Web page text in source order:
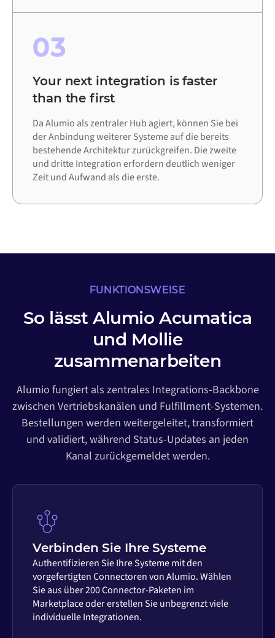
03
Your next integration is faster
than the first
Da Alumio als zentraler Hub agiert, können Sie bei
der Anbindung weiterer Systeme auf die bereits
bestehende Architektur zurückgreifen. Die zweite
und dritte Integration erfordern deutlich weniger
Zeit und Aufwand als die erste.
FUNKTIONSWEISE
So lässt Alumio Acumatica
und Mollie
zusammenarbeiten
Alumio fungiert als zentrales Integrations-Backbone
zwischen Vertriebskanälen und Fulfillment-Systemen.
Bestellungen werden weitergeleitet, transformiert
und validiert, während Status-Updates an jeden
Kanal zurückgemeldet werden.
Verbinden Sie Ihre Systeme
Authentifizieren Sie Ihre Systeme mit den
vorgefertigten Connectoren von Alumio. Wählen
Sie aus über 200 Connector-Paketen im
Marketplace oder erstellen Sie unbegrenzt viele
individuelle Integrationen.